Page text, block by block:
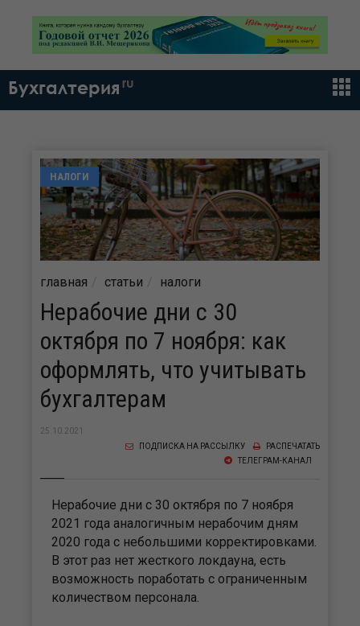
Бухгалтерия ru
НАЛОГИ
главная статьи налоги
Нерабочие дни с 30
октября по 7 ноября: как
оформлять, что учитывать
бухгалтерам
25.10.2021
РАСПЕЧАТАТЬ
ПОДПИСКА НА РАССЫЛКУ
ТЕЛЕГРАМ-КАНАЛ
Нерабочие дни с 30 октября по 7 ноября
2021 года аналогичным нерабочим дням
2020 года с небольшими корректировками.
В этот раз нет жесткого локдауна, есть
возможность поработать с ограниченным
количеством персонала.